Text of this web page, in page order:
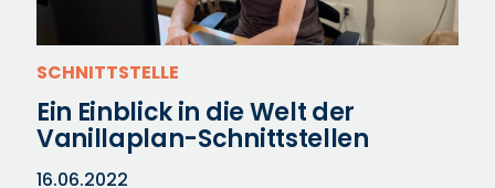
SCHNITTSTELLE
Ein Einblick in die Welt der
Vanillaplan-Schnittstellen
16.06.2022